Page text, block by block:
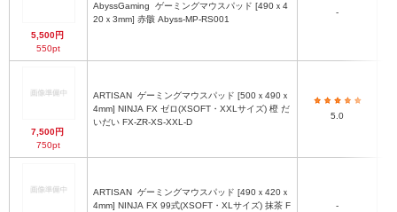
5,500円
550pt
AbyssGaming
20ｘ3mm] 赤骸 Abyss-MP-RS001
-
7,500円
750pt
ARTISAN
4mm] NINJA FX ゼロ(XSOFT・XXLサイズ) 橙 だ
いだい FX-ZR-XS-XXL-D
5.0
ARTISAN
4mm] NINJA FX 99式(XSOFT・XLサイズ) 抹茶 F
-